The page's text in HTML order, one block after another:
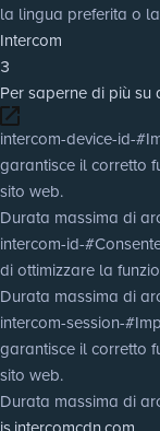
la lingua preferita o
Intercom
3
Per saperne di più su
intercom-device-id-#
garantisce il corretto
sito web.
Durata massima di
intercom-id-#
di ottimizzare la
Durata massima di
intercom-session-#
garantisce il corretto
sito web.
Durata massima di